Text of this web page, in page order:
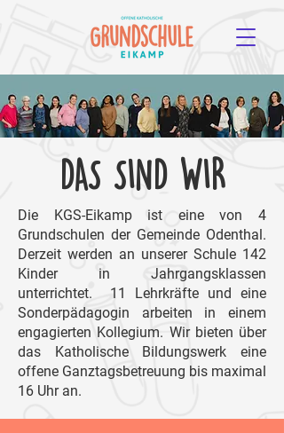
DAS SIND WIR
Die KGS-Eikamp ist eine von 4
Grundschulen der Gemeinde Odenthal.
Derzeit werden an unserer Schule 142
Kinder in Jahrgangsklassen
unterrichtet. 11 Lehrkräfte und eine
Sonderpädagogin arbeiten in einem
engagierten Kollegium. Wir bieten über
das Katholische Bildungswerk eine
offene Ganztagsbetreuung bis maximal
16 Uhr an.